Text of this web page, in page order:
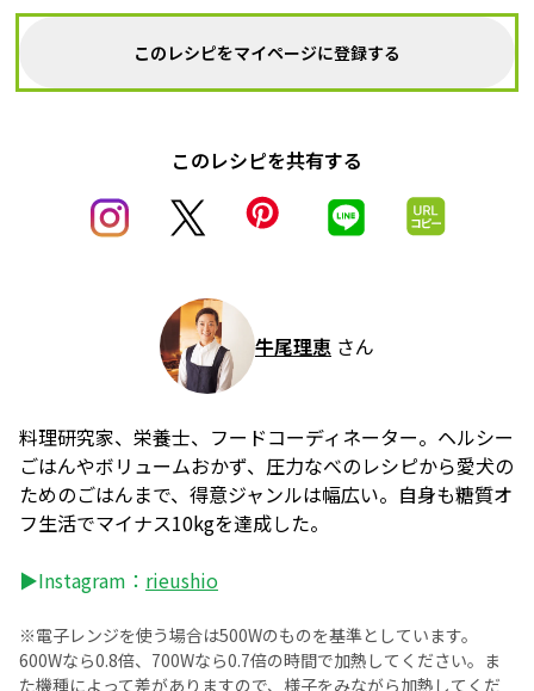
このレシピをマイページに登録する
このレシピを共有する
牛尾理恵 さん
料理研究家、栄養士、フードコーディネーター。ヘルシー
ごはんやボリュームおかず、圧力なべのレシピから愛犬の
ためのごはんまで、得意ジャンルは幅広い。自身も糖質オ
フ生活でマイナス10kgを達成した。
▶Instagram： rieushio
※電子レンジを使う場合は500Wのものを基準としています。
600Wなら0.8倍、700Wなら0.7倍の時間で加熱してください。ま
た機種によって差がありますので、様子をみながら加熱してくだ